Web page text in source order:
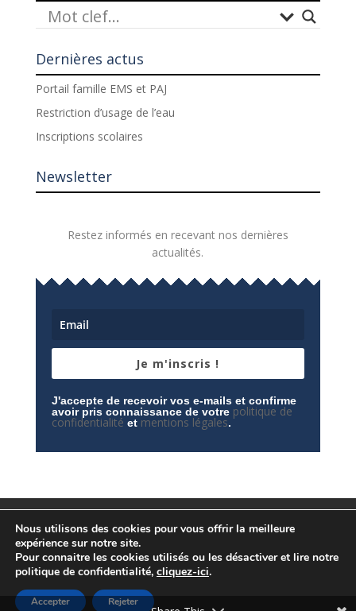
Dernières actus
Portail famille EMS et PAJ
Restriction d’usage de l’eau
Inscriptions scolaires
Newsletter
Restez informés en recevant nos dernières
actualités.
Je m'inscris !
J'accepte de recevoir vos e-mails et confirme
avoir pris connaissance de votre politique de
confidentialité et mentions légales.
Espace privé
Politique de confidentialité
© ConceptionAgence CosiWeb
Nous utilisons des cookies pour vous offrir la meilleure
expérience sur notre site.
Pour connaitre les cookies utilisés ou les désactiver et lire notre
politique de confidentialité, cliquez-ici.
Accepter Rejeter